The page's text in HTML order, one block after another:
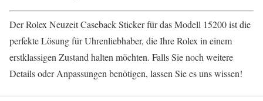
Der Rolex Neuzeit Caseback Sticker für das Modell 15200 ist die
perfekte Lösung für Uhrenliebhaber, die Ihre Rolex in einem
erstklassigen Zustand halten möchten. Falls Sie noch weitere
Details oder Anpassungen benötigen, lassen Sie es uns wissen!